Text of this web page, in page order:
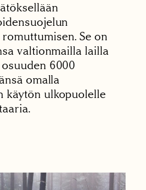
Se on
valtionmailla lailla
6000
omalla
käytön ulkopuolelle